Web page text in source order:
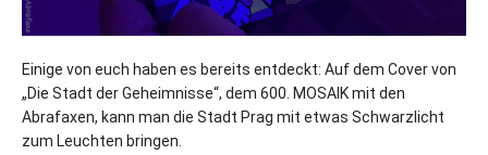
Einige von euch haben es bereits entdeckt: Auf dem Cover von
„Die Stadt der Geheimnisse“, dem 600. MOSAIK mit den
Abrafaxen, kann man die Stadt Prag mit etwas Schwarzlicht
zum Leuchten bringen.